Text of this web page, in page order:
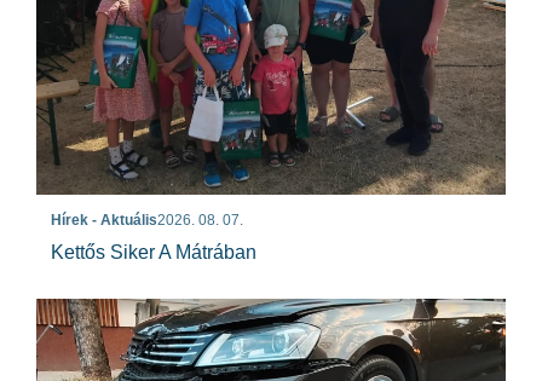
Hírek - Aktuális2026. 08. 07.
Kettős Siker A Mátrában